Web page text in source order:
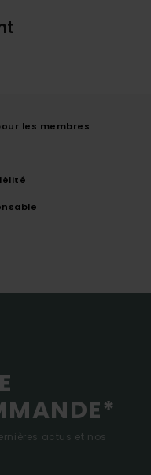
les membres
actus et nos